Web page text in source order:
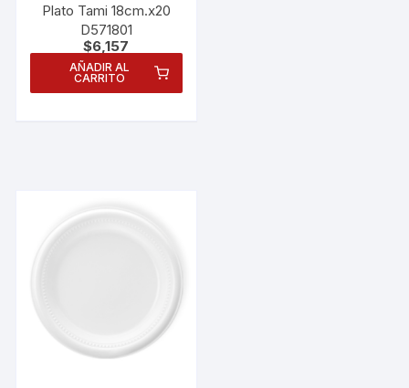
Plato Tami 18cm.x20
D571801
$6,157
AÑADIR AL
CARRITO